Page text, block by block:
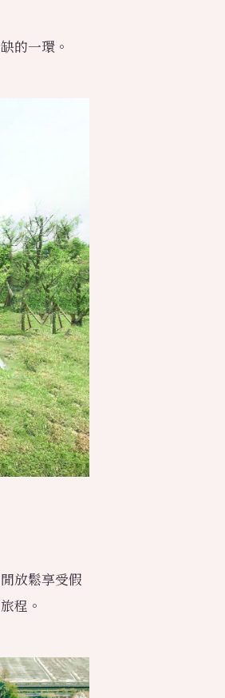
的一環。
放鬆享受假
程。